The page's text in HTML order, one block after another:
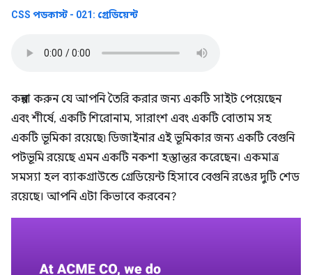
CSS পডকাস্ট - 021: গ্রেডিয়েন্ট
কল্পনা করুন যে আপনি তৈরি করার জন্য একটি সাইট পেয়েছেন
এবং শীর্ষে, একটি শিরোনাম, সারাংশ এবং একটি বোতাম সহ
একটি ভূমিকা রয়েছে৷ ডিজাইনার এই ভূমিকার জন্য একটি বেগুনি
পটভূমি রয়েছে এমন একটি নকশা হস্তান্তর করেছেন। একমাত্র
সমস্যা হল ব্যাকগ্রাউন্ডে গ্রেডিয়েন্ট হিসাবে বেগুনি রঙের দুটি শেড
রয়েছে। আপনি এটা কিভাবে করবেন?